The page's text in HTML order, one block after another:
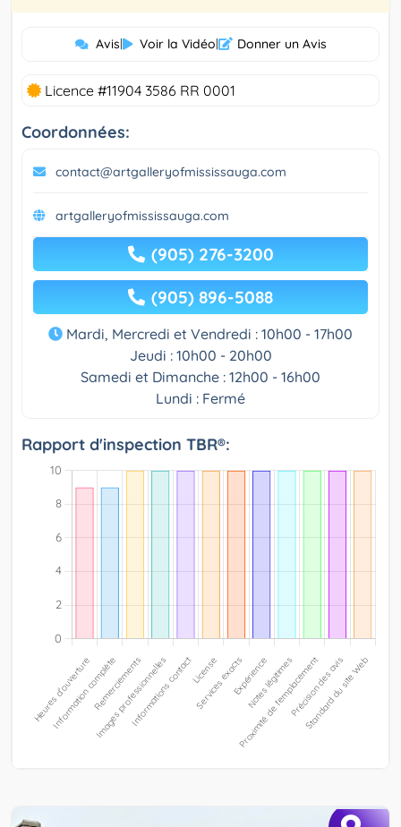
Avis| Voir la Vidéo| Donner un Avis
Licence #11904 3586 RR 0001
Coordonnées:
contact@artgalleryofmississauga.com
artgalleryofmississauga.com
(905) 276-3200
(905) 896-5088
Mardi, Mercredi et Vendredi : 10h00 - 17h00
Jeudi : 10h00 - 20h00
Samedi et Dimanche : 12h00 - 16h00
Lundi : Fermé
Rapport d'inspection TBR®: